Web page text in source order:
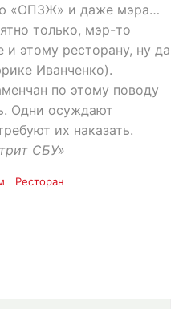
«ОПЗЖ» и даже мэра…
только, мэр-то
и этому ресторану, ну да
Иванченко).
по этому поводу
Одни осуждают
их наказать.
СБУ»
Ресторан